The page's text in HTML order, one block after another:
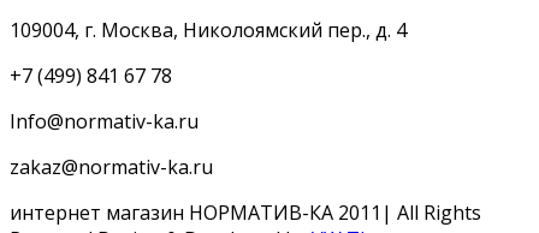
109004, г. Москва, Николоямский пер., д. 4
+7 (499) 841 67 78
Info@normativ-ka.ru
zakaz@normativ-ka.ru
интернет магазин НОРМАТИВ-КА 2011| All Rights